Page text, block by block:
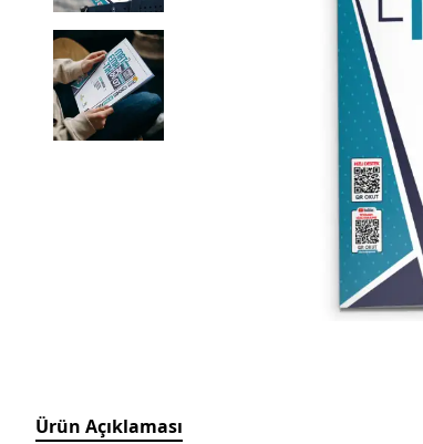
Ürün Açıklaması